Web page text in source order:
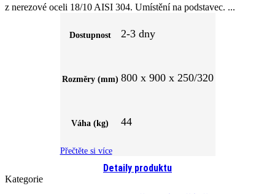
Detaily produktu
z nerezové oceli 18/10 AISI 304. Umístění na podstavec.
Dostupnost 2-3 dny
Rozměry (mm) 800 x 900 x 250/320
Váha (kg) 44
Přečtěte si více
Kategorie